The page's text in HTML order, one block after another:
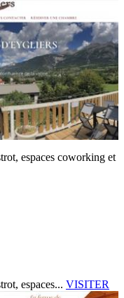
espaces coworking et
espaces... VISITER